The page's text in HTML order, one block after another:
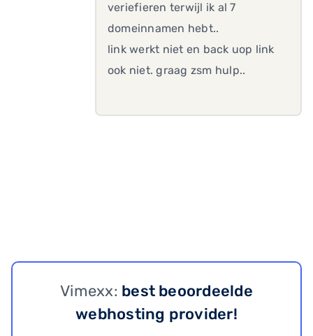
veriefieren terwijl ik al 7
domeinnamen hebt..
link werkt niet en back uop link
ook niet. graag zsm hulp..
Vimexx: best beoordeelde
webhosting provider!